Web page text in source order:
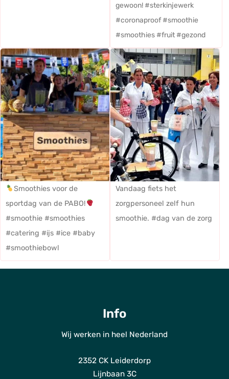
gewoon! #sterkinjewerk
#coronaproof #smoothie
#smoothies #fruit #gezond
Smoothies voor de
sportdag van de PABO!
#smoothie #smoothies
#catering #ijs #ice #baby
#smoothiebowl
Vandaag fiets het
zorgpersoneel zelf hun
smoothie. #dag van de zorg
Info
Wij werken in heel Nederland
2352 CK Leiderdorp
Lijnbaan 3C